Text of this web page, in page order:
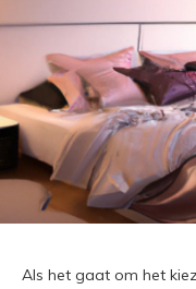
Als het gaat om het